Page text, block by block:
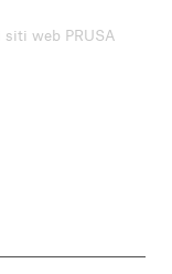
web PRUSA